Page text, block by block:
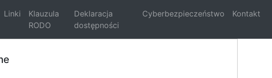
Linki
Klauzula
RODO
Deklaracja
dostępności
Cyberbezpieczeństwo Kontakt